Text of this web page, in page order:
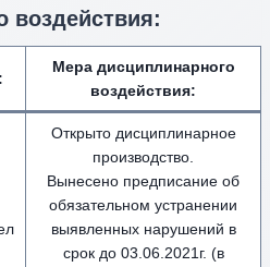
воздействия:
Мера дисциплинарного
воздействия:
Открыто дисциплинарное
производство.
Вынесено предписание об
обязательном устранении
выявленных нарушений в
срок до 03.06.2021г. (в